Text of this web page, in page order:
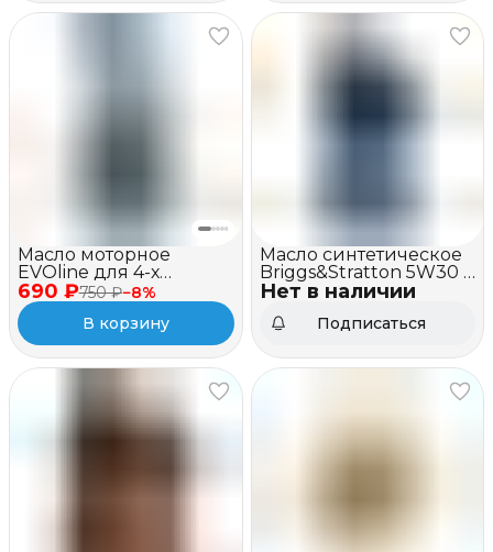
690 ₽750 ₽−8%
Масло моторное
EVOline для 4-х
тактных двигателей,
синтетическое, SAE
5W-30 API SN/CF, 1л
В корзину
Нет в наличии
Масло синтетическое
Briggs&Stratton 5W30 (1
литр)
Подписаться